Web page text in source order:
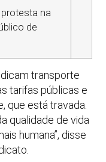
na
de
transporte
tarifas públicas e
que está travada.
qualidade de vida
humana”, disse